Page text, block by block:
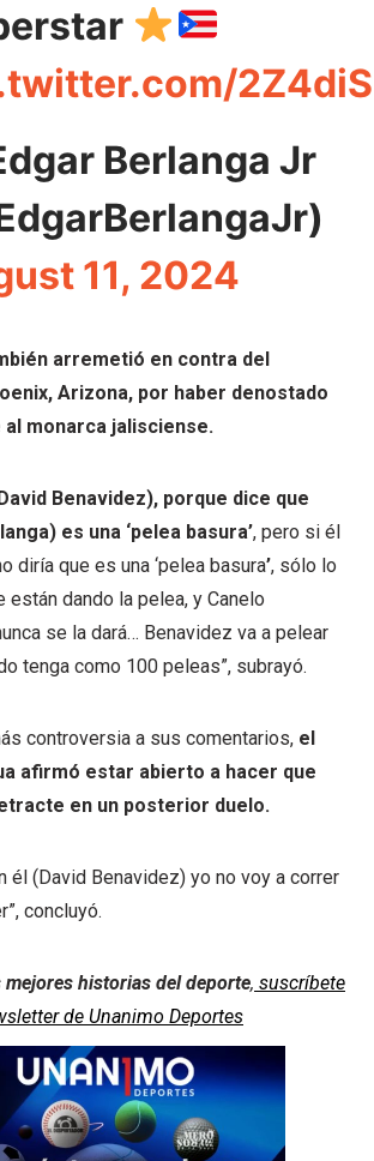
Berlanga Jr
11, 2024
arremetió en contra del
Arizona, por haber denostado
monarca jalisciense.
Benavidez), porque dice que
es una ‘pelea basura’, pero si él
diría que es una ‘pelea basura’, sólo lo
están dando la pelea, y Canelo
se la dará… Benavidez va a pelear
tenga como 100 peleas”, subrayó.
controversia a sus comentarios, el
afirmó estar abierto a hacer que
en un posterior duelo.
él (David Benavidez) yo no voy a correr
concluyó.
mejores historias del deporte, suscríbete
de Unanimo Deportes